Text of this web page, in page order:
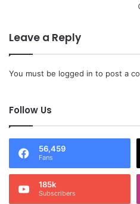
Leave a Reply
You must be logged in to post a
Follow Us
56,459
Fans
185k
Subscribers